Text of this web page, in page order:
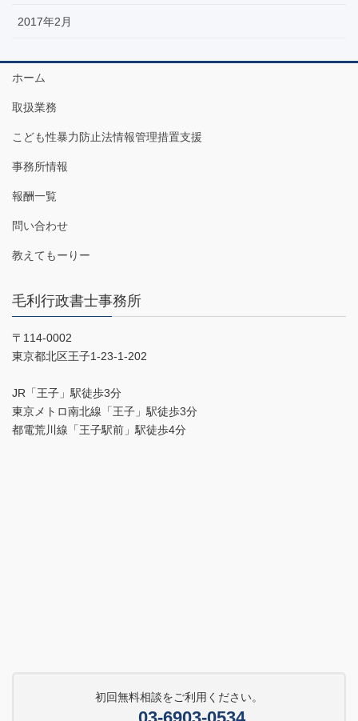
2017年2月
ホーム
取扱業務
こども性暴力防止法情報管理措置支援
事務所情報
報酬一覧
問い合わせ
教えてもーりー
毛利行政書士事務所
〒114-0002
東京都北区王子1-23-1-202
JR「王子」駅徒歩3分
東京メトロ南北線「王子」駅徒歩3分
都電荒川線「王子駅前」駅徒歩4分
初回無料相談をご利用ください。